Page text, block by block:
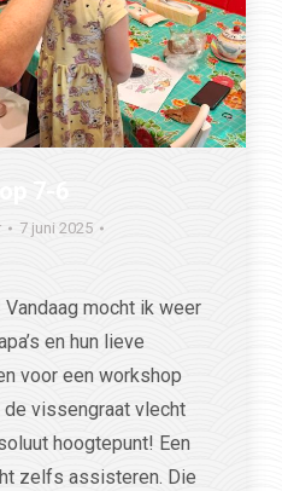
7 juni 2025
mocht ik weer
en hun lieve
voor een workshop
de vissengraat vlecht
hoogtepunt! Een
zelfs assisteren. Die